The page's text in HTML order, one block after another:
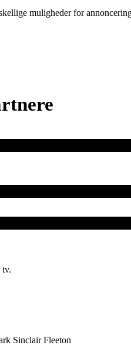
muligheder for
tv.
Sinclair Fleeton